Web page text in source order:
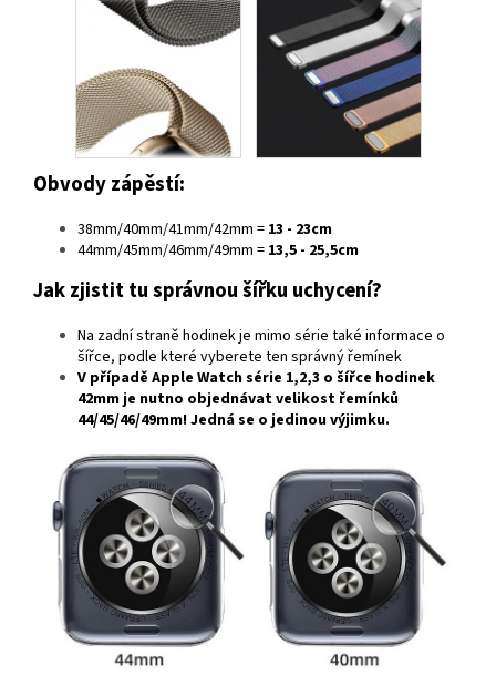
Obvody zápěstí:
38mm/40mm/41mm/42mm = 13 - 23cm
44mm/45mm/46mm/49mm = 13,5 - 25,5cm
Jak zjistit tu správnou šířku uchycení?
Na zadní straně hodinek je mimo série také informace o
šířce, podle které vyberete ten správný řemínek
V případě Apple Watch série 1,2,3 o šířce hodinek
42mm je nutno objednávat velikost řemínků
44/45/46/49mm! Jedná se o jedinou výjimku.